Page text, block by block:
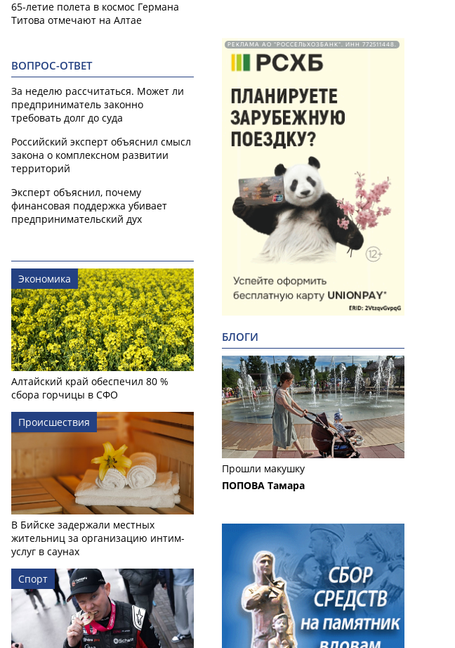
65-летие полета в космос Германа
Титова отмечают на Алтае
ВОПРОС-ОТВЕТ
За неделю рассчитаться. Может ли
предприниматель законно
требовать долг до суда
Российский эксперт объяснил смысл
закона о комплексном развитии
территорий
Эксперт объяснил, почему
финансовая поддержка убивает
предпринимательский дух
Экономика
Алтайский край обеспечил 80 %
сбора горчицы в СФО
Происшествия
В Бийске задержали местных
жительниц за организацию интим-
услуг в саунах
Спорт
РЕКЛАМА АО "РОССЕЛЬХОЗБАНК". ИНН 772511448.
БЛОГИ
Прошли макушку
ПОПОВА Тамара